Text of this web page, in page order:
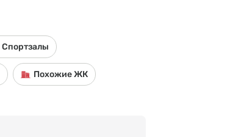
Спортзалы
Похожие ЖК